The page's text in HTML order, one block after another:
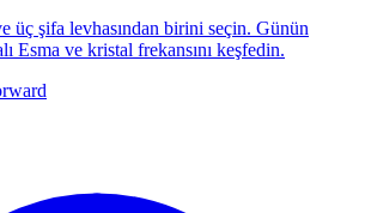
üç şifa levhasından birini seçin. Günün
Esma ve kristal frekansını keşfedin.